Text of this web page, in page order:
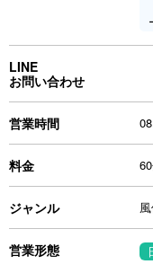
LINE
お問い合わせ
営業時間
料金
ジャンル
営業形態